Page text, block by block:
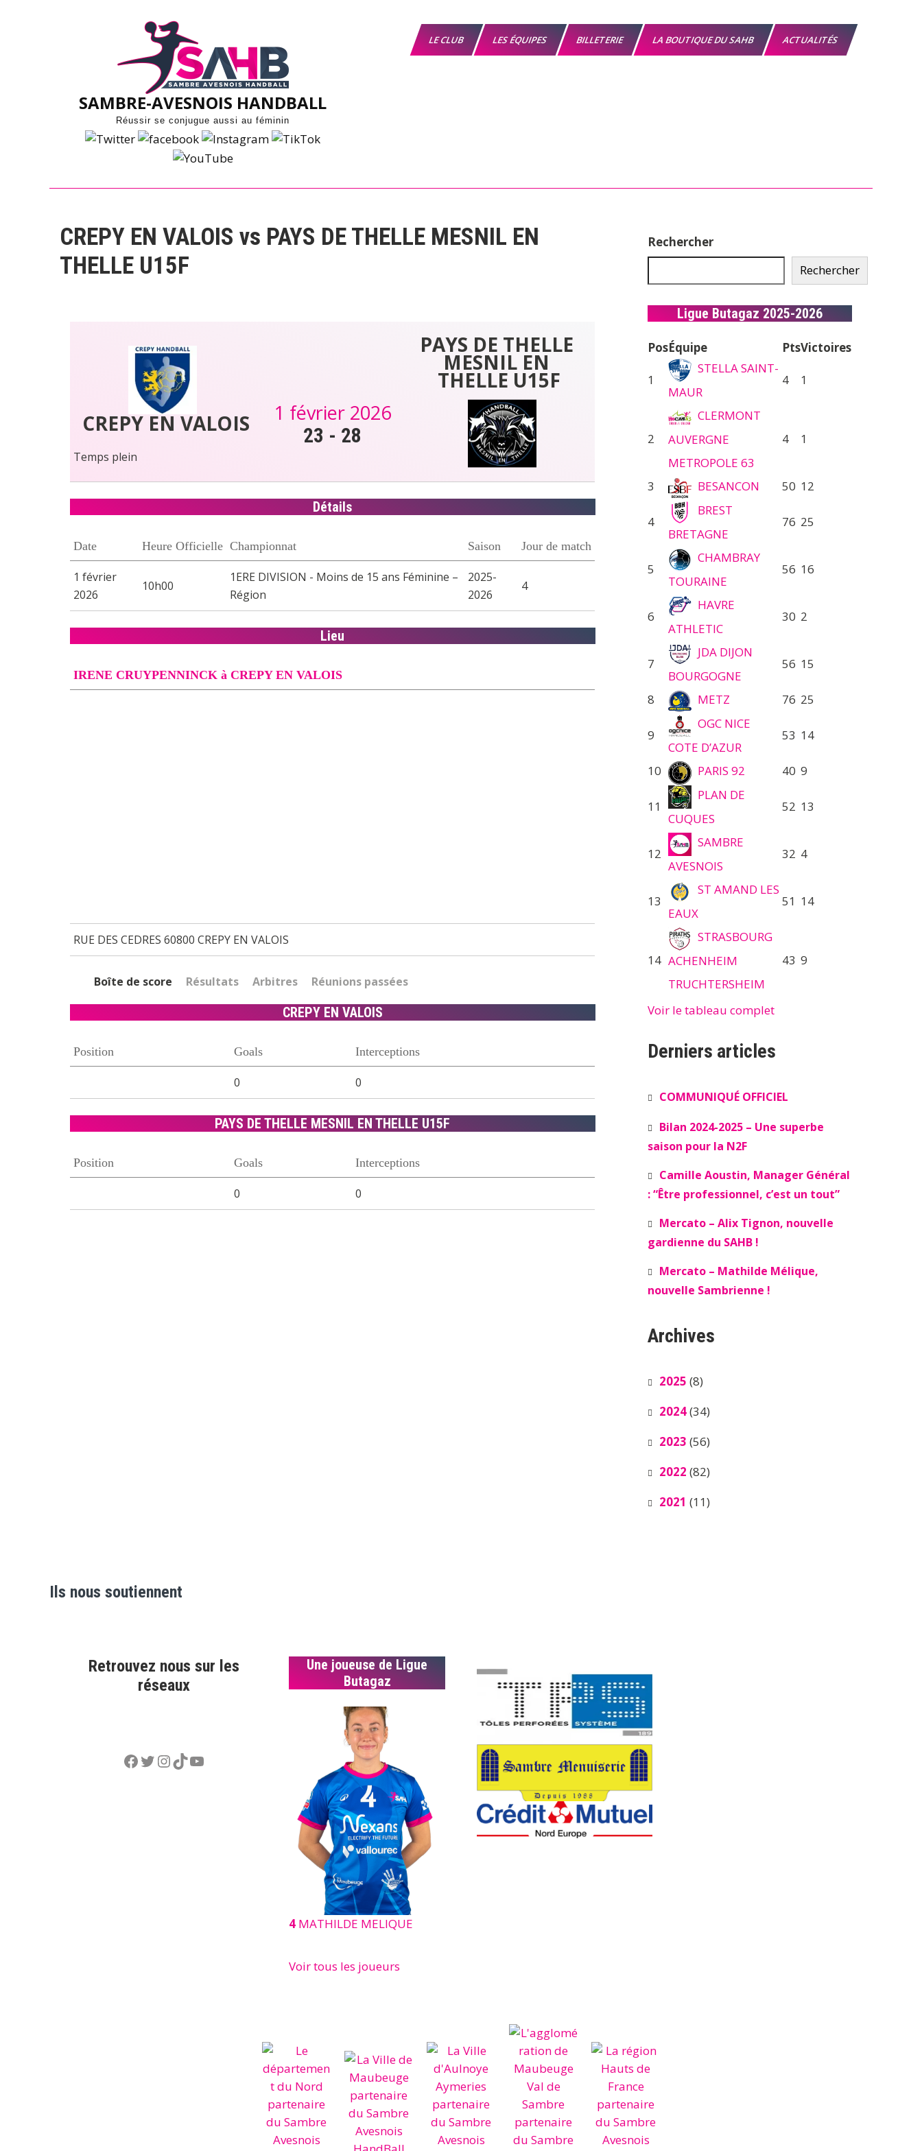
SAMBRE-AVESNOIS HANDBALL
Réussir se conjugue aussi au féminin
LE CLUB LES ÉQUIPES BILLETERIE LA BOUTIQUE DU SAHB ACTUALITÉS
CREPY EN VALOIS vs PAYS DE THELLE MESNIL EN
THELLE U15F
CREPY EN VALOIS
PAYS DE THELLE
MESNIL EN
THELLE U15F
1 février 2026
23 - 28
Temps plein
Détails
Date Heure Officielle Championnat Saison Jour de match
1 février
2026
10h00
1ERE DIVISION - Moins de 15 ans Féminine –
Région
2025-
2026
4
Lieu
IRENE CRUYPENNINCK à CREPY EN VALOIS
RUE DES CEDRES 60800 CREPY EN VALOIS
Boîte de score Résultats Arbitres Réunions passées
CREPY EN VALOIS
Position Goals Interceptions
0 0
PAYS DE THELLE MESNIL EN THELLE U15F
Position Goals Interceptions
0 0
Rechercher
Rechercher
Ligue Butagaz 2025-2026
PosÉquipe PtsVictoires
1
STELLA SAINT-
MAUR
4 1
2
CLERMONT
AUVERGNE
METROPOLE 63
4 1
3 BESANCON 50 12
4
BREST
BRETAGNE
76 25
5
CHAMBRAY
TOURAINE
56 16
6
HAVRE
ATHLETIC
30 2
7
JDA DIJON
BOURGOGNE
56 15
8 METZ 76 25
9
OGC NICE
COTE D’AZUR
53 14
10 PARIS 92 40 9
11
PLAN DE
CUQUES
52 13
12
SAMBRE
AVESNOIS
32 4
13
ST AMAND LES
EAUX
51 14
14
STRASBOURG
ACHENHEIM
TRUCHTERSHEIM
43 9
Voir le tableau complet
Derniers articles
COMMUNIQUÉ OFFICIEL
Bilan 2024-2025 – Une superbe
saison pour la N2F
Camille Aoustin, Manager Général
: “Être professionnel, c’est un tout”
Mercato – Alix Tignon, nouvelle
gardienne du SAHB !
Mercato – Mathilde Mélique,
nouvelle Sambrienne !
Archives
2025 (8)
2024(34)
2023 (56)
2022 (82)
2021 (11)
Ils nous soutiennent
Retrouvez nous sur les
réseaux
Facebook
Twitter
Instagram
TikTok
YouTube
Une joueuse de Ligue
Butagaz
4 MATHILDE MELIQUE
Voir tous les joueurs